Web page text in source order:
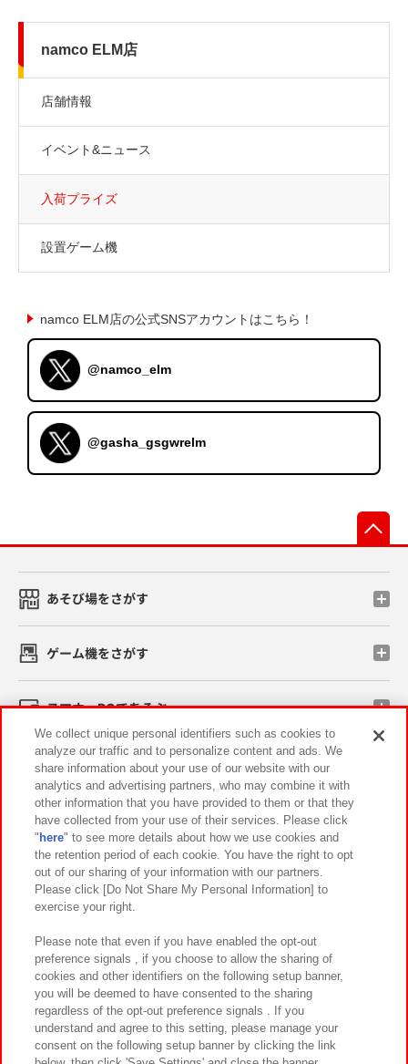
namco ELM店
店舗情報
イベント&ニュース
入荷プライズ
設置ゲーム機
namco ELM店の公式SNSアカウントはこちら！
@namco_elm
@gasha_gsgwrelm
あそび場をさがす
ゲーム機をさがす
スマホ・PCであそぶ
イベント・キャンペーン
関連会社 サステナビリティ サイトポリシー
プライバシーポリシー ウェブアクセシビリティ方針と検証結果
お取引先さまとともに
カスタマーハラスメント対応方針 よくあるご質問・お問い合わせ
We collect unique personal identifiers such as cookies to
analyze our traffic and to personalize content and ads. We
share information about your use of our website with our
analytics and advertising partners, who may combine it with
other information that you have provided to them or that they
have collected from your use of their services. Please click
" here" to see more details about how we use cookies and
the retention period of each cookie. You have the right to opt
out of our sharing of your information with our partners.
Please click [Do Not Share My Personal Information] to
exercise your right.
Please note that even if you have enabled the opt-out
preference signals , if you choose to allow the sharing of
cookies and other identifiers on the following setup banner,
you will be deemed to have consented to the sharing
regardless of the opt-out preference signals . If you
understand and agree to this setting, please manage your
consent on the following setup banner by clicking the link